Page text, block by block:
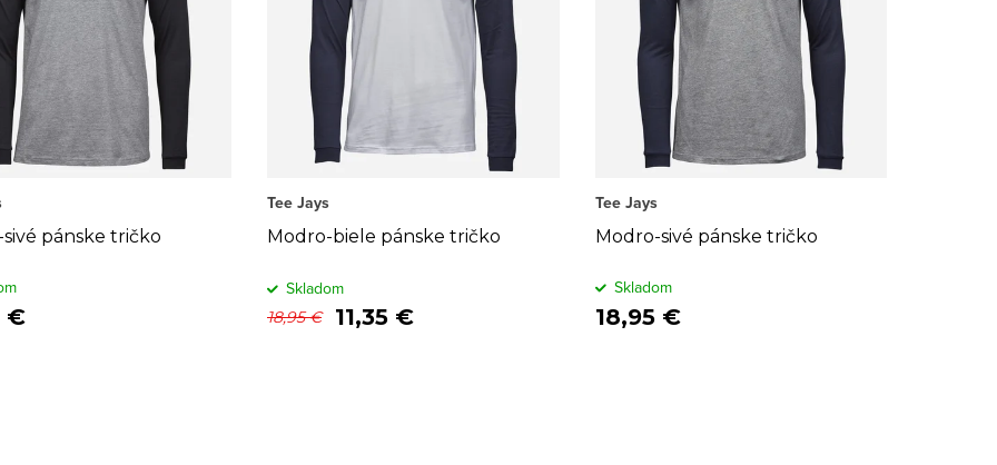
pánske tričko
€
Modro-biele pánske tričko
Tee Jays
18,95 € 11,35 €
Skladom
Modro-sivé pánske tričko
Tee Jays
18,95 €
Skladom